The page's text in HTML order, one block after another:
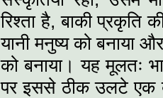
रिश्ता है, बाकी प्रकृति
यानी मनुष्य को बनाया
को बनाया। यह मूलतः
पर इससे ठीक उलटे एक